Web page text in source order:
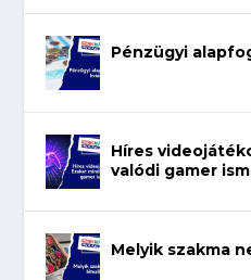
Pénzügyi
Híres
valódi gamer
Melyik szakma